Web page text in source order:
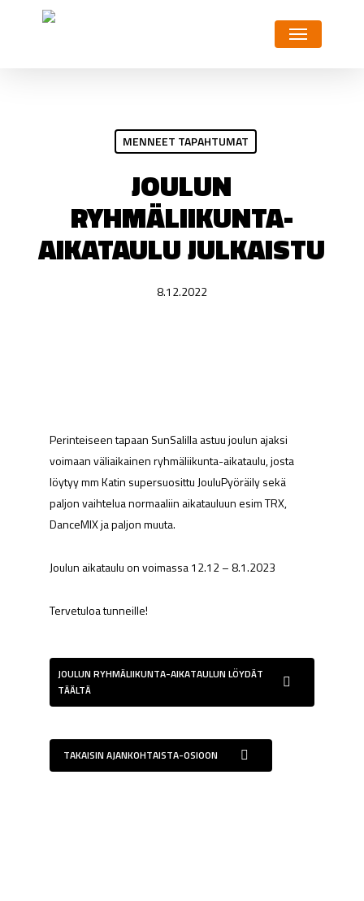
Menu
MENNEET TAPAHTUMAT
JOULUN
RYHMÄLIIKUNTA-
AIKATAULU JULKAISTU
8.12.2022
Perinteiseen tapaan SunSalilla astuu joulun ajaksi
voimaan väliaikainen ryhmäliikunta-aikataulu, josta
löytyy mm Katin supersuosittu JouluPyöräily sekä
paljon vaihtelua normaaliin aikatauluun esim TRX,
DanceMIX ja paljon muuta.
Joulun aikataulu on voimassa 12.12 – 8.1.2023
Tervetuloa tunneille!
JOULUN RYHMÄLIIKUNTA-AIKATAULUN LÖYDÄT
TÄÄLTÄ
TAKAISIN AJANKOHTAISTA-OSIOON